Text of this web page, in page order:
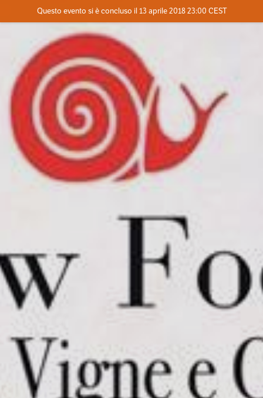
Dove
Contatta l'organizzatore
INFO
Questo evento si è concluso il 13 aprile 2018 23:00 CEST